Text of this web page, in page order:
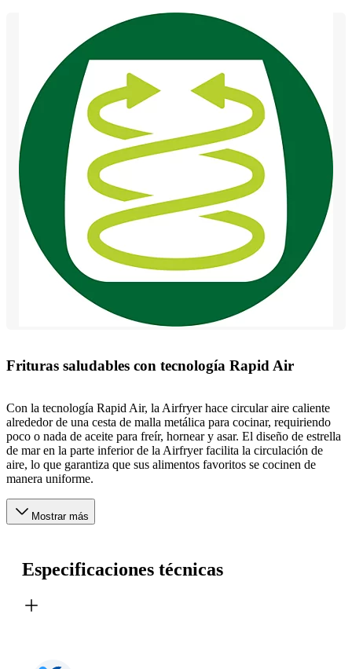
Frituras saludables con tecnología Rapid Air
Con la tecnología Rapid Air, la Airfryer hace circular aire caliente
alrededor de una cesta de malla metálica para cocinar, requiriendo
poco o nada de aceite para freír, hornear y asar. El diseño de estrella
de mar en la parte inferior de la Airfryer facilita la circulación de
aire, lo que garantiza que sus alimentos favoritos se cocinen de
manera uniforme.
Mostrar más
Especificaciones técnicas